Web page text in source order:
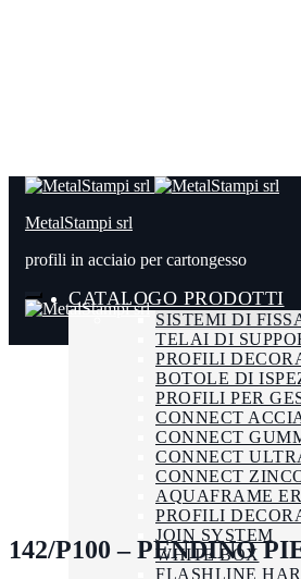
MetalStampi srl
profili in acciaio per cartongesso
CATALOGO PRODOTTI
SISTEMI DI
TELAI DI
PROFILI
BOTOLE DI
PROFILI PER
CONNECT
CONNECT
CONNECT
CONNECT
AQUAFRAME
PROFILI
JOIN SYSTEM
WHITE BOX
FLASHLINE
142/P100 – PENDINO